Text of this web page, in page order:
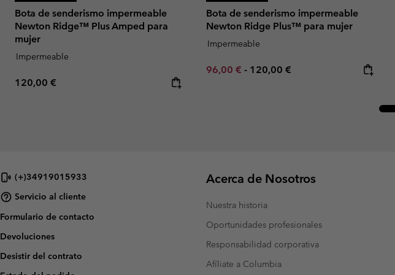
Bota de senderismo impermeable
Newton Ridge™ Plus Amped para
mujer
Impermeable
Regular price:
120,00 €
Bota de senderismo impermeable
Newton Ridge Plus™ para mujer
Impermeable
Minimum sale price:
96,00 €- Maximum price:
120,00 €
(+)34919015933
Servicio al cliente
Formulario de contacto
Devoluciones
Desistir del contrato
Acerca de Nosotros
Nuestra historia
Oportunidades profesionales
Responsabilidad corporativa
Afíliate a Columbia